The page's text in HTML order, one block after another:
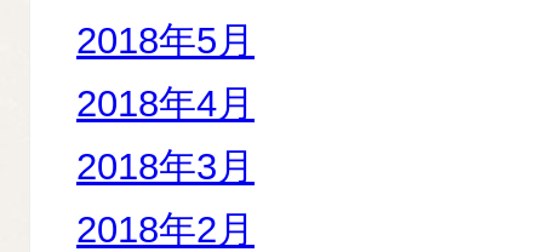
2018年5月
2018年4月
2018年3月
2018年2月